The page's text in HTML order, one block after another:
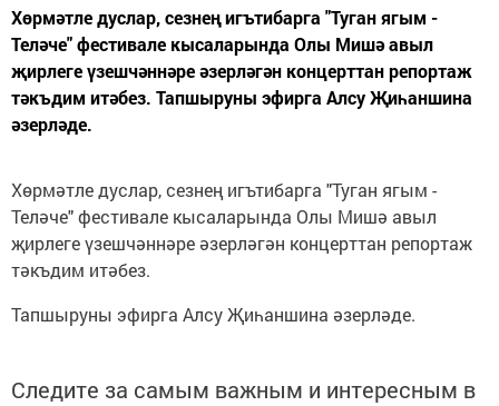
Хөрмәтле дуслар, сезнең игътибарга "Туган ягым -
Теләче" фестивале кысаларында Олы Мишә авыл
җирлеге үзешчәннәре әзерләгән концерттан репортаж
тәкъдим итәбез. Тапшыруны эфирга Алсу Җиһаншина
әзерләде.
Хөрмәтле дуслар, сезнең игътибарга "Туган ягым -
Теләче" фестивале кысаларында Олы Мишә авыл
җирлеге үзешчәннәре әзерләгән концерттан репортаж
тәкъдим итәбез.
Тапшыруны эфирга Алсу Җиһаншина әзерләде.
Следите за самым важным и интересным в